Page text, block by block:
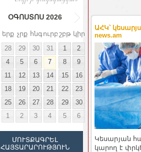
ՕԳՈՍՏՈՍ 2026
երք չրք հնգուրբ շբթ կիր
28 29 30 31 1
2
4 5 6 7 8
9
11 12 13 14 15
16
18 19 20 21 22
23
25 26 27 28 29
30
1 2 3 4 5 6
ՄՈՒՏՔԱԳՐԵԼ
ՀԱՅՏԱՐԱՐՈՒԹՅՈՒՆ
ԱՀԿ՝
news.am
Կեսարյան
կարող է